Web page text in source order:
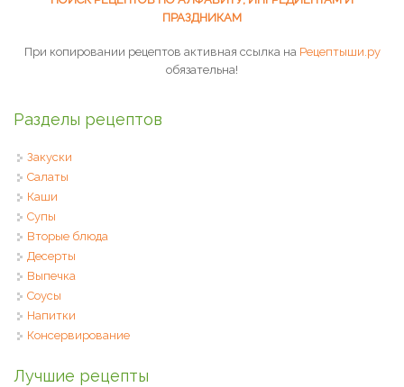
ПРАЗДНИКАМ
При копировании рецептов активная ссылка на Рецептыши.ру
обязательна!
Разделы рецептов
Закуски
Салаты
Каши
Супы
Вторые блюда
Десерты
Выпечка
Соусы
Напитки
Консервирование
Лучшие рецепты